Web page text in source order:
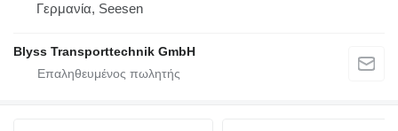
Γερμανία, Seesen
Blyss Transporttechnik GmbH